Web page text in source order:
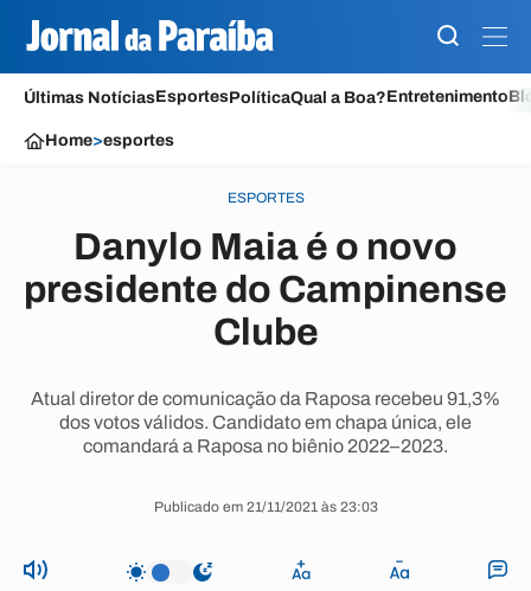
Últimas NotíciasEsportesPolíticaQual a Boa?Entretenimento
Home>esportes
ESPORTES
Danylo Maia é o novo
presidente do Campinense
Clube
Atual diretor de comunicação da Raposa recebeu 91,3%
dos votos válidos. Candidato em chapa única, ele
comandará a Raposa no biênio 2022–2023.
Publicado em 21/11/2021 às 23:03